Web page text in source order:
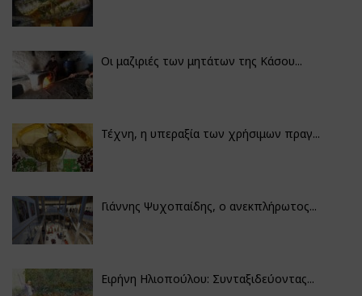
Οι μαζιριές των μητάτων της Κάσου...
Τέχνη, η υπεραξία των χρήσιμων πραγ...
Γιάννης Ψυχοπαίδης, ο ανεκπλήρωτος...
Ειρήνη Ηλιοπούλου: Συνταξιδεύοντας...